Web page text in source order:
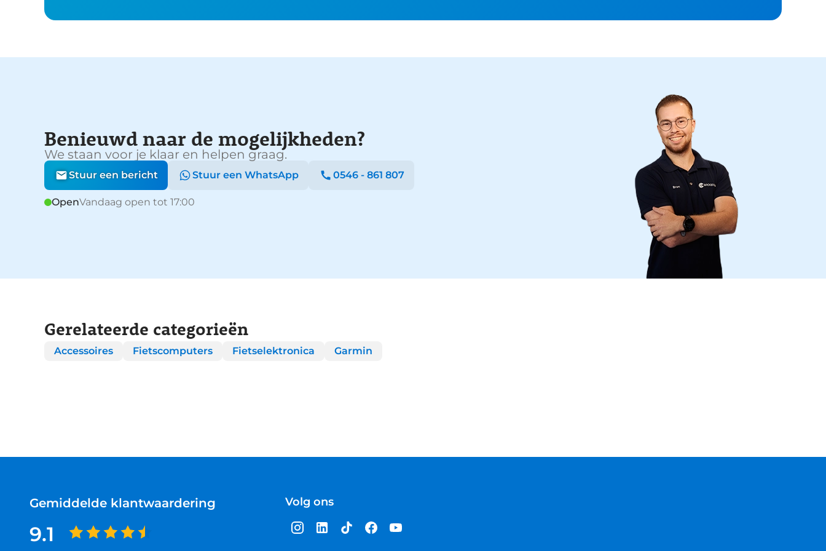
Benieuwd naar de mogelijkheden?
We staan voor je klaar en helpen graag.
Stuur een bericht Stuur een WhatsApp 0546 - 861 807
OpenVandaag open tot 17:00
Gerelateerde categorieën
Accessoires Fietscomputers Fietselektronica Garmin
Gemiddelde klantwaardering
9.1
Volg ons